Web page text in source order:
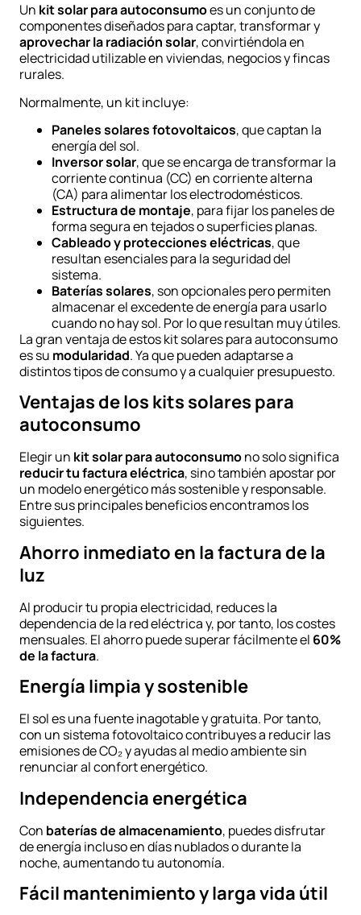
Un kit solar para autoconsumoes un conjunto de
componentes diseñados para captar, transformar y
aprovechar la radiación solar, convirtiéndola en
electricidad utilizable en viviendas, negocios y fincas
rurales.
Normalmente, un kit incluye:
Paneles solares fotovoltaicos, que captan la
energía del sol.
Inversor solar, que se encarga de transformar la
corriente continua (CC) en corriente alterna
(CA) para alimentar los electrodomésticos.
Estructura de montaje, para fijar los paneles de
forma segura en tejados o superficies planas.
Cableado y protecciones eléctricas, que
resultan esenciales para la seguridad del
sistema.
Baterías solares, son opcionales pero permiten
almacenar el excedente de energía para usarlo
cuando no hay sol. Por lo que resultan muy útiles.
La gran ventaja de estos kit solares para autoconsumo
es su modularidad. Ya que pueden adaptarse a
distintos tipos de consumo y a cualquier presupuesto.
Ventajas de los kits solares para
autoconsumo
Elegir un kit solar para autoconsumono solo significa
reducir tu factura eléctrica, sino también apostar por
un modelo energético más sostenible y responsable.
Entre sus principales beneficios encontramos los
siguientes.
Ahorro inmediato en la factura de la
luz
Al producir tu propia electricidad, reduces la
dependencia de la red eléctrica y, por tanto, los costes
mensuales. El ahorro puede superar fácilmente el 60%
de la factura.
Energía limpia y sostenible
El sol es una fuente inagotable y gratuita. Por tanto,
con un sistema fotovoltaico contribuyes a reducir las
emisiones de CO₂ y ayudas al medio ambiente sin
renunciar al confort energético.
Independencia energética
Con baterías de almacenamiento, puedes disfrutar
de energía incluso en días nublados o durante la
noche, aumentando tu autonomía.
Fácil mantenimiento y larga vida útil